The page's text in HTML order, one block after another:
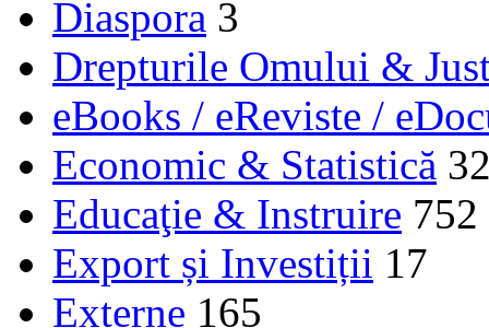
Diaspora 3
Drepturile Omului &
eBooks / eReviste /
Economic & Statistică
Educaţie & Instruire 752
Export și Investiții 17
Externe 165